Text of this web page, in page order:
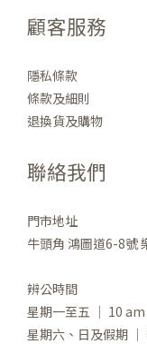
顧客服務
隱私條款
條款及細則
退換貨及購物
聯絡我們
門市地址
牛頭角 鴻圖道6-8號
辨公時間
星期一至五 ｜ 10
星期六、日及假期 ｜